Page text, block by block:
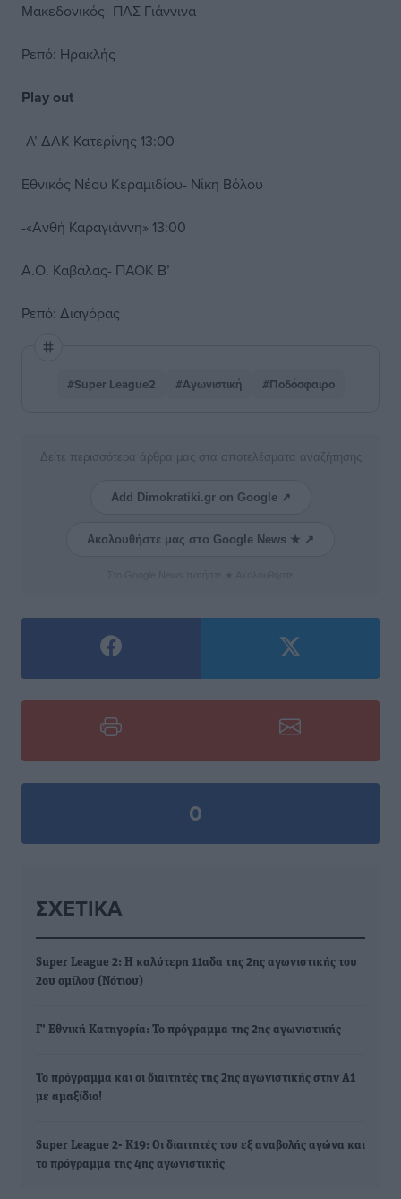
Μακεδονικός- ΠΑΣ Γιάννινα
Ρεπό: Ηρακλής
Play out
-Α’ ΔΑΚ Κατερίνης 13:00
Εθνικός Νέου Κεραμιδίου- Νίκη Βόλου
-«Ανθή Καραγιάννη» 13:00
Α.Ο. Καβάλας- ΠΑΟΚ Β’
Ρεπό: Διαγόρας
#Super League2 #Αγωνιστική #Ποδόσφαιρο
Δείτε περισσότερα άρθρα μας στα αποτελέσματα αναζήτησης
Add Dimokratiki.gr on Google ↗
Ακολουθήστε μας στο Google News ★ ↗
0
ΣΧΕΤΙΚΆ
Super League 2: Η καλύτερη 11αδα της 2ης αγωνιστικής του
2ου ομίλου (Νότιου)
Γ’ Εθνική Κατηγορία: Το πρόγραμμα της 2ης αγωνιστικής
Το πρόγραμμα και οι διαιτητές της 2ης αγωνιστικής στην Α1
με αμαξίδιο!
Super League 2- Κ19: Οι διαιτητές του εξ αναβολής αγώνα και
το πρόγραμμα της 4ης αγωνιστικής